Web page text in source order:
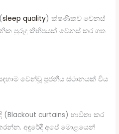
sleep quality) ක්ෂණිකව වෙනස්
පුරුදු කිහිපයක් වෙනස් කර ගත
වෙන්වූ පූජනීය ස්ථානයක් විය
(Blackout curtains) භාවිතා කර
අඳුරේදී අපේ මොළයෙන්